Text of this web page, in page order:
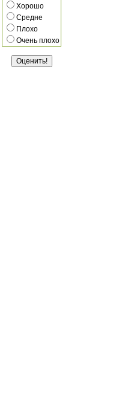
Хорошо
Средне
Плохо
Очень плохо